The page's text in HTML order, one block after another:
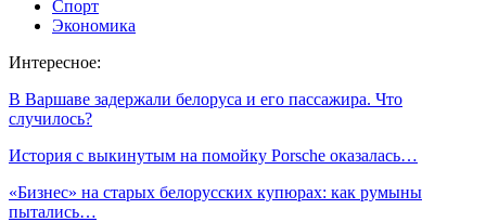
Спорт
Экономика
Интересное:
В Варшаве задержали белоруса и его пассажира. Что
случилось?
История с выкинутым на помойку Porsche оказалась…
«Бизнес» на старых белорусских купюрах: как румыны
пытались…